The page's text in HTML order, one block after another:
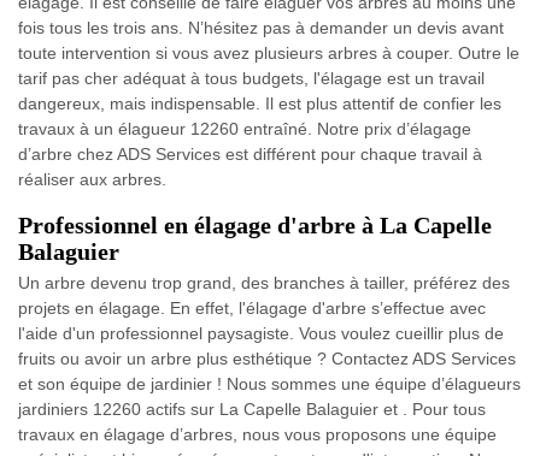
fois tous les trois ans. N’hésitez pas à demander un devis avant
toute intervention si vous avez plusieurs arbres à couper. Outre le
tarif pas cher adéquat à tous budgets, l'élagage est un travail
dangereux, mais indispensable. Il est plus attentif de confier les
travaux à un élagueur 12260 entraîné. Notre prix d’élagage
d’arbre chez ADS Services est différent pour chaque travail à
réaliser aux arbres.
Professionnel en élagage d'arbre à La Capelle
Balaguier
Un arbre devenu trop grand, des branches à tailler, préférez des
projets en élagage. En effet, l'élagage d'arbre s’effectue avec
l'aide d'un professionnel paysagiste. Vous voulez cueillir plus de
fruits ou avoir un arbre plus esthétique ? Contactez ADS Services
et son équipe de jardinier ! Nous sommes une équipe d’élagueurs
jardiniers 12260 actifs sur La Capelle Balaguier et . Pour tous
travaux en élagage d’arbres, nous vous proposons une équipe